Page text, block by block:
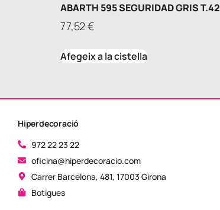
ABARTH 595 SEGURIDAD GRIS T.42
77,52€
Afegeix a la cistella
Hiperdecoració
972 22 23 22
oficina@hiperdecoracio.com
Carrer Barcelona, 481, 17003 Girona
Botigues